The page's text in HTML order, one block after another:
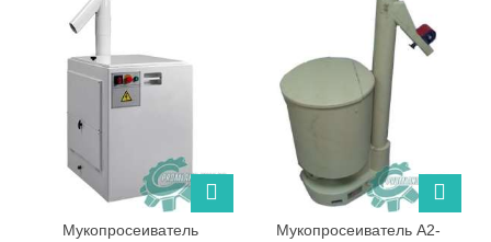
Мукопросеиватель
Мукопросеиватель А2-